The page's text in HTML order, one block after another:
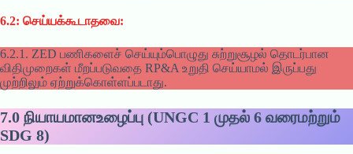
6.2: செய்யக்கூடாதவை:
6.2.1. ZED பணிகளைச் செய்யும்பொழுது சுற்றுசூழல் தொடர்பான
விதிமுறைகள் மீறப்படுவதை RP&A உறுதி செய்யாமல் இருப்பது
முற்றிலும் ஏற்றுக்கொள்ளப்படாது.
7.0 நியாயமானஉழைப்பு (UNGC 1 முதல் 6 வரைமற்றும்
SDG 8)